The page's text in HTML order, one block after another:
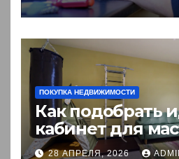
ПОКУПКА НЕДВИЖИМОСТИ
Как подобрать
кабинет для
пошаговый гид
28 АПРЕЛЯ, 2026